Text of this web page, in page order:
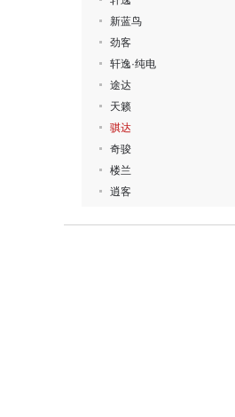
新蓝鸟
劲客
轩逸·纯电
途达
天籁
骐达
奇骏
楼兰
逍客